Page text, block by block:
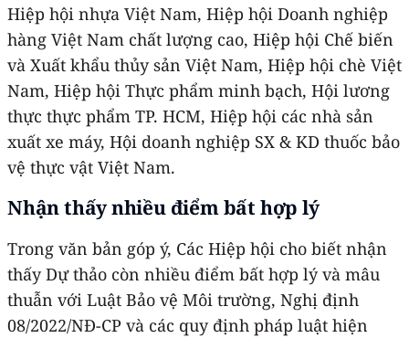
Hiệp hội nhựa Việt Nam, Hiệp hội Doanh nghiệp
hàng Việt Nam chất lượng cao, Hiệp hội Chế biến
và Xuất khẩu thủy sản Việt Nam, Hiệp hội chè Việt
Nam, Hiệp hội Thực phẩm minh bạch, Hội lương
thực thực phẩm TP. HCM, Hiệp hội các nhà sản
xuất xe máy, Hội doanh nghiệp SX & KD thuốc bảo
vệ thực vật Việt Nam.
Nhận thấy nhiều điểm bất hợp lý
Trong văn bản góp ý, Các Hiệp hội cho biết nhận
thấy Dự thảo còn nhiều điểm bất hợp lý và mâu
thuẫn với Luật Bảo vệ Môi trường, Nghị định
08/2022/NĐ-CP và các quy định pháp luật hiện